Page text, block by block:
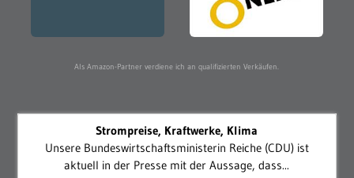
Als Amazon-Partner verdiene ich an qualifizierten Verkäufen.
Strompreise, Kraftwerke, Klima
Unsere Bundeswirtschaftsministerin Reiche (CDU) ist
aktuell in der Presse mit der Aussage, dass...